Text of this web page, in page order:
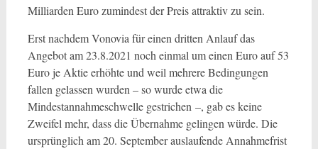
Milliarden Euro zumindest der Preis attraktiv zu sein.
Erst nachdem Vonovia für einen dritten Anlauf das
Angebot am 23.8.2021 noch einmal um einen Euro auf 53
Euro je Aktie erhöhte und weil mehrere Bedingungen
fallen gelassen wurden – so wurde etwa die
Mindestannahmeschwelle gestrichen –, gab es keine
Zweifel mehr, dass die Übernahme gelingen würde. Die
ursprünglich am 20. September auslaufende Annahmefrist